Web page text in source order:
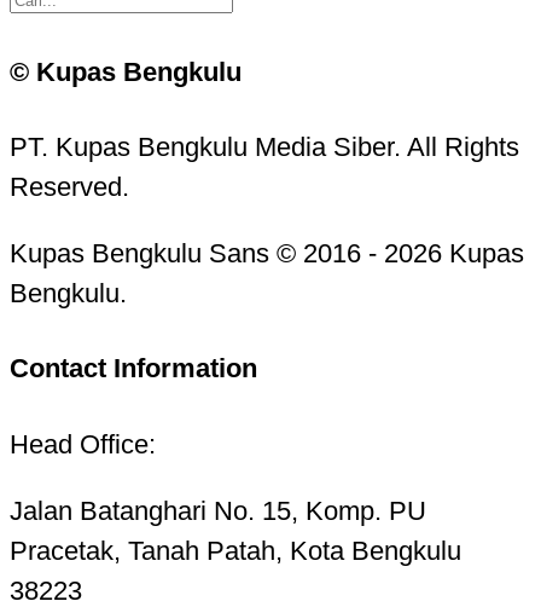
© Kupas Bengkulu
PT. Kupas Bengkulu Media Siber. All Rights
Reserved.
Kupas Bengkulu Sans © 2016 - 2026 Kupas
Bengkulu.
Contact Information
Head Office:
Jalan Batanghari No. 15, Komp. PU
Pracetak, Tanah Patah, Kota Bengkulu
38223